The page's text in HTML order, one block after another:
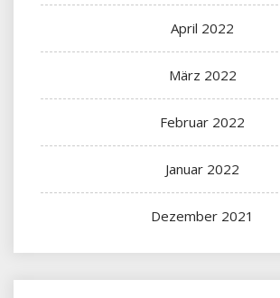
April 2022
März 2022
Februar 2022
Januar 2022
Dezember 2021